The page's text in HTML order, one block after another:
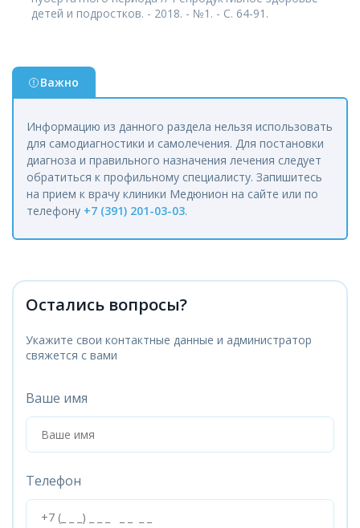
детей и подростков. - 2018. - №1. - С. 64-91.
Важно
Информацию из данного раздела нельзя использовать
для самодиагностики и самолечения. Для постановки
диагноза и правильного назначения лечения следует
обратиться к профильному специалисту. Запишитесь
на прием к врачу клиники Медюнион на сайте или по
телефону +7 (391) 201-03-03.
Остались вопросы?
Укажите свои контактные данные и администратор
свяжется с вами
Ваше имя
Телефон